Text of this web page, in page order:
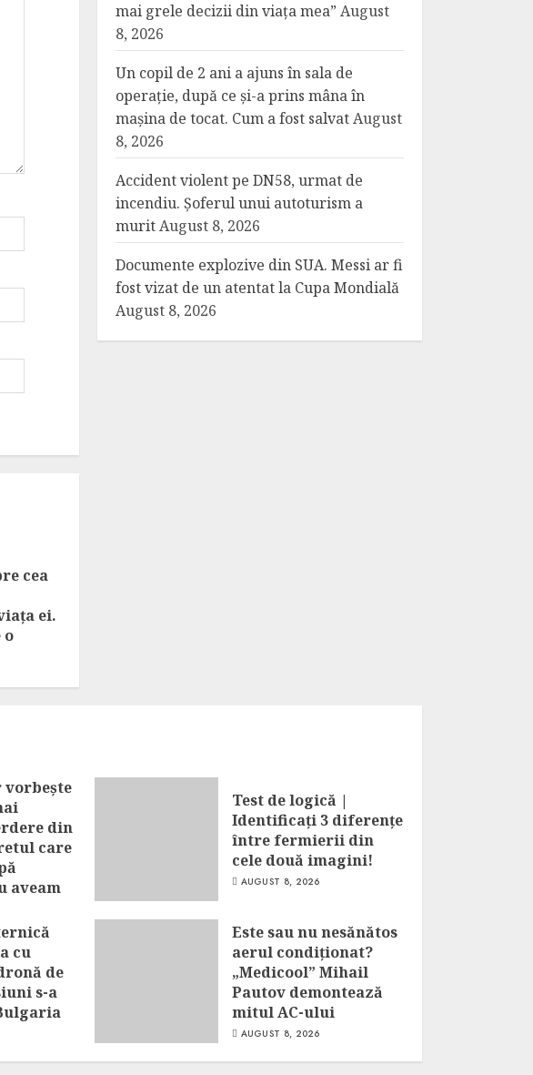
cea
ei.
o
mai grele decizii din viața mea” August
8, 2026
Un copil de 2 ani a ajuns în sala de
operație, după ce și-a prins mâna în
mașina de tocat. Cum a fost salvatAugust
8, 2026
Accident violent pe DN58, urmat de
incendiu. Șoferul unui autoturism a
muritAugust 8, 2026
Documente explozive din SUA. Messi ar fi
fost vizat de un atentat la Cupa Mondială
August 8, 2026
din
care
aveam
Test de logică |
Identificați 3 diferențe
între fermierii din
cele două imagini!
AUGUST 8, 2026
cu
de
s-a
Este sau nu nesănătos
aerul condiționat?
„Medicool” Mihail
Pautov demontează
mitul AC-ului
AUGUST 8, 2026